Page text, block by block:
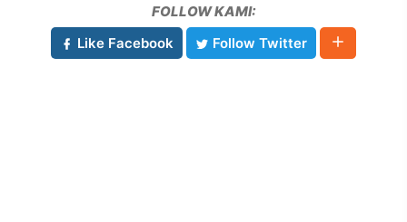
FOLLOW KAMI:
Like Facebook
Follow Twitter